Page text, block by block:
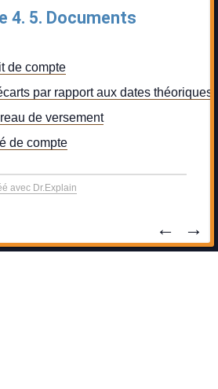
4. 5. Documents
de compte
par rapport aux dates théoriques
de versement
de compte
avec Dr.Explain